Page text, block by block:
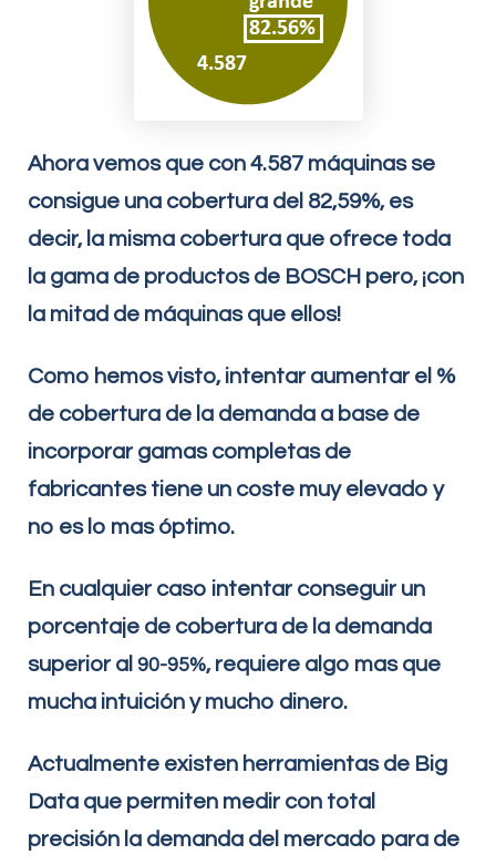
Ahora vemos que con 4.587 máquinas se
consigue una cobertura del 82,59%, es
decir, la misma cobertura que ofrece toda
la gama de productos de BOSCH pero, ¡con
la mitad de máquinas que ellos!
Como hemos visto, intentar aumentar el %
de cobertura de la demanda a base de
incorporar gamas completas de
fabricantes tiene un coste muy elevado y
no es lo mas óptimo.
En cualquier caso intentar conseguir un
porcentaje de cobertura de la demanda
superior al 90-95%, requiere algo mas que
mucha intuición y mucho dinero.
Actualmente existen herramientas de Big
Data que permiten medir con total
precisión la demanda del mercado para de